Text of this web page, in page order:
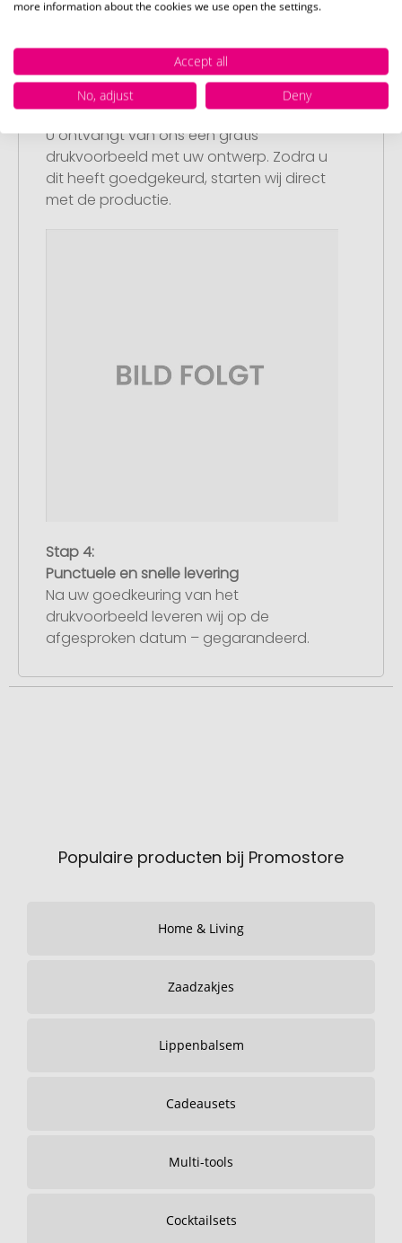
Stap 3:
Artikelvoorbeeld en goedkeuring
U ontvangt van ons een gratis
drukvoorbeeld met uw ontwerp. Zodra u
dit heeft goedgekeurd, starten wij direct
met de productie.
Stap 4:
Punctuele en snelle levering
Na uw goedkeuring van het
drukvoorbeeld leveren wij op de
afgesproken datum – gegarandeerd.
Populaire producten bij Promostore
Home & Living
Zaadzakjes
Lippenbalsem
Cadeausets
Multi-tools
Cocktailsets
more information about the cookies we use open the settings.
Accept all
No, adjust
Deny